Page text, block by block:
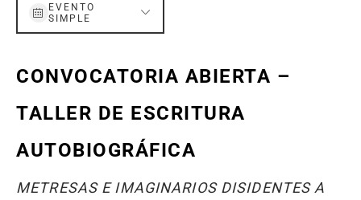
EVENTO
SIMPLE
CONVOCATORIA ABIERTA –
TALLER DE ESCRITURA
AUTOBIOGRÁFICA
METRESAS E IMAGINARIOS DISIDENTES A